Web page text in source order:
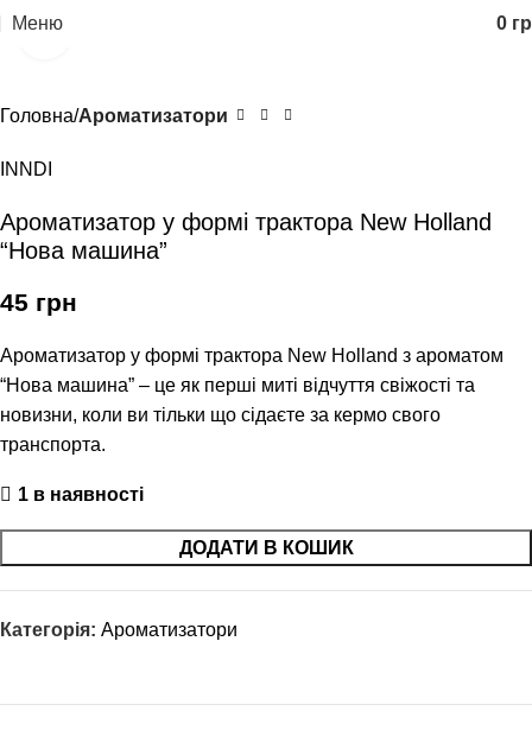
Меню 0
Головна Ароматизатори
INNDI
Ароматизатор у формі трактора New Holland
“Нова машина”
45 грн
Ароматизатор у формі трактора New Holland з ароматом
“Нова машина” – це як перші миті відчуття свіжості та
новизни, коли ви тільки що сідаєте за кермо свого
транспорта.
1 в наявності
ДОДАТИ В КОШИК
Категорія: Ароматизатори